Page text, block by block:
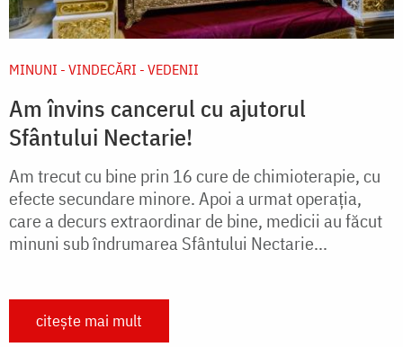
MINUNI - VINDECĂRI - VEDENII
Am învins cancerul cu ajutorul
Sfântului Nectarie!
Am trecut cu bine prin 16 cure de chimioterapie, cu
efecte secundare minore. Apoi a urmat operația,
care a decurs extraordinar de bine, medicii au făcut
minuni sub îndrumarea Sfântului Nectarie...
citește mai mult